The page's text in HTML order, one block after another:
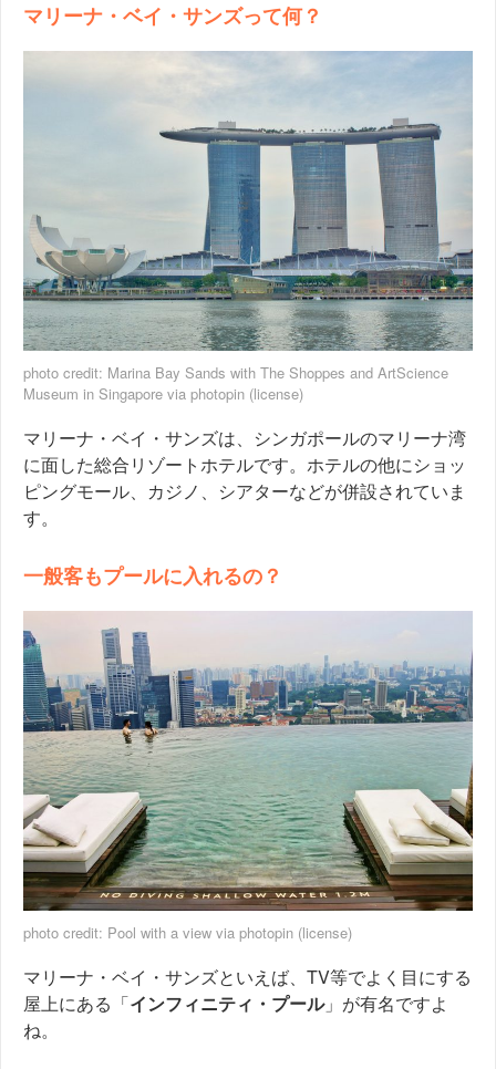
マリーナ・ベイ・サンズって何？
photo credit: Marina Bay Sands with The Shoppes and ArtScience
Museum in Singapore via photopin (license)
マリーナ・ベイ・サンズは、シンガポールのマリーナ湾
に面した総合リゾートホテルです。ホテルの他にショッ
ピングモール、カジノ、シアターなどが併設されていま
す。
一般客もプールに入れるの？
photo credit: Pool with a view via photopin (license)
マリーナ・ベイ・サンズといえば、TV等でよく目にする
屋上にある「インフィニティ・プール」が有名ですよ
ね。